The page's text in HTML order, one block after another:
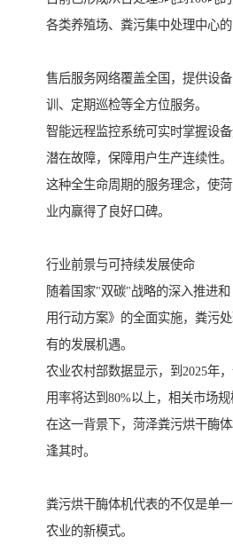
各类养殖场、粪污集中处理中心的
售后服务网络覆盖全国，提供设
训、定期巡检等全方位服务。
智能远程监控系统可实时掌握设
潜在故障，保障用户生产连续性。
这种全生命周期的服务理念，使
业内赢得了良好口碑。
行业前景与可持续发展使命
随着国家"双碳"战略的深入推进和
用行动方案》的全面实施，粪污
有的发展机遇。
农业农村部数据显示，到2025年
用率将达到80%以上，相关市场规
在这一背景下，菏泽粪污烘干酶
逢其时。
粪污烘干酶体机代表的不仅是单
农业的新模式。